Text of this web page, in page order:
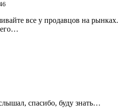
все у продавцов на рынках.
спасибо, буду знать…